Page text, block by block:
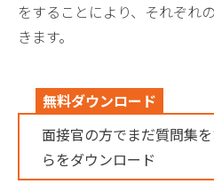
をすることにより、それぞれ
きます。
無料ダウンロード
面接官の方でまだ質問集
らをダウンロード